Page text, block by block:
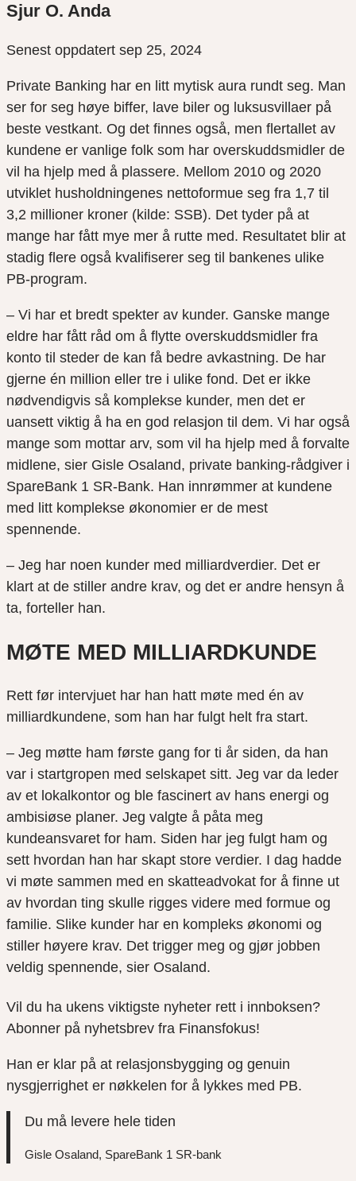
Sjur O. Anda
Senest oppdatert sep 25, 2024
Private Banking har en litt mytisk aura rundt seg. Man
ser for seg høye biffer, lave biler og luksusvillaer på
beste vestkant. Og det finnes også, men flertallet av
kundene er vanlige folk som har overskuddsmidler de
vil ha hjelp med å plassere. Mellom 2010 og 2020
utviklet husholdningenes nettoformue seg fra 1,7 til
3,2 millioner kroner (kilde: SSB). Det tyder på at
mange har fått mye mer å rutte med. Resultatet blir at
stadig flere også kvalifiserer seg til bankenes ulike
PB-program.
– Vi har et bredt spekter av kunder. Ganske mange
eldre har fått råd om å flytte overskuddsmidler fra
konto til steder de kan få bedre avkastning. De har
gjerne én million eller tre i ulike fond. Det er ikke
nødvendigvis så komplekse kunder, men det er
uansett viktig å ha en god relasjon til dem. Vi har også
mange som mottar arv, som vil ha hjelp med å forvalte
midlene, sier Gisle Osaland, private banking-rådgiver i
SpareBank 1 SR-Bank. Han innrømmer at kundene
med litt komplekse økonomier er de mest
spennende.
– Jeg har noen kunder med milliardverdier. Det er
klart at de stiller andre krav, og det er andre hensyn å
ta, forteller han.
MØTE MED MILLIARDKUNDE
Rett før intervjuet har han hatt møte med én av
milliardkundene, som han har fulgt helt fra start.
– Jeg møtte ham første gang for ti år siden, da han
var i startgropen med selskapet sitt. Jeg var da leder
av et lokalkontor og ble fascinert av hans energi og
ambisiøse planer. Jeg valgte å påta meg
kundeansvaret for ham. Siden har jeg fulgt ham og
sett hvordan han har skapt store verdier. I dag hadde
vi møte sammen med en skatteadvokat for å finne ut
av hvordan ting skulle rigges videre med formue og
familie. Slike kunder har en kompleks økonomi og
stiller høyere krav. Det trigger meg og gjør jobben
veldig spennende, sier Osaland.
Vil du ha ukens viktigste nyheter rett i innboksen?
Abonner på nyhetsbrev fra Finansfokus!
Han er klar på at relasjonsbygging og genuin
nysgjerrighet er nøkkelen for å lykkes med PB.
Du må levere hele tiden
Gisle Osaland, SpareBank 1 SR-bank